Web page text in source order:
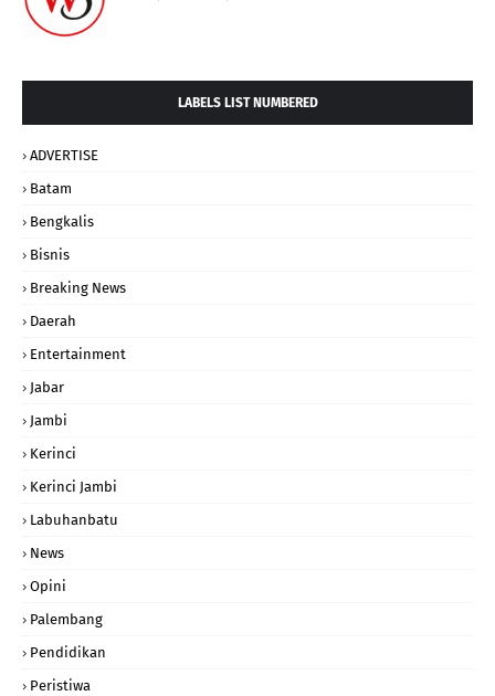
LABELS LIST NUMBERED
ADVERTISE
Batam
Bengkalis
Bisnis
Breaking News
Daerah
Entertainment
Jabar
Jambi
Kerinci
Kerinci Jambi
Labuhanbatu
News
Opini
Palembang
Pendidikan
Peristiwa